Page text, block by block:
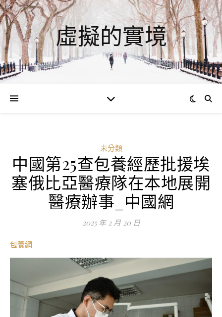
虛擬的實境
未分類
中國第25查包養經歷批援埃
塞俄比亞醫療隊在本地展開
醫療辦事_中國網
2025 年 2 月 20 日
包養網